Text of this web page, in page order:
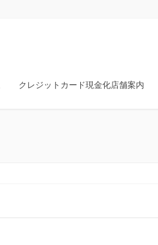
クレジットカード現金化店舗案内